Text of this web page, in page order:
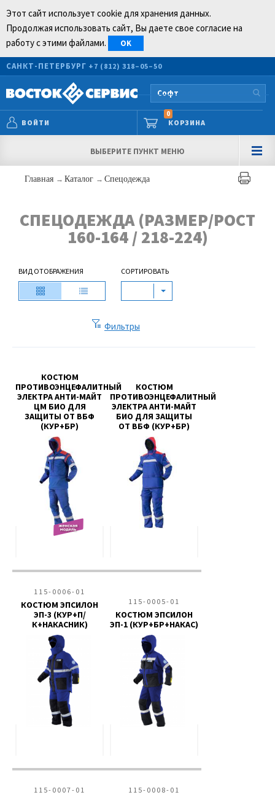
Этот сайт использует cookie для хранения данных.
Продолжая использовать сайт, Вы даете свое согласие на
работу с этими файлами.
OK
САНКТ-ПЕТЕРБУРГ +7 (812) 318–05–50
ВОЙТИ КОРЗИНА
0
ВЫБЕРИТЕ ПУНКТ МЕНЮ
Главная → Каталог → Спецодежда
СПЕЦОДЕЖДА (РАЗМЕР/РОСТ
160-164 / 218-224)
ВИД ОТОБРАЖЕНИЯ СОРТИРОВАТЬ
Фильтры
КОСТЮМ
ПРОТИВОЭНЦЕФАЛИТНЫЙ
ЭЛЕКТРА АНТИ-МАЙТ
ЦМ БИО ДЛЯ
ЗАЩИТЫ ОТ ВБФ
(КУР+БР)
КОСТЮМ
ПРОТИВОЭНЦЕФАЛИТНЫЙ
ЭЛЕКТРА АНТИ-МАЙТ
БИО ДЛЯ ЗАЩИТЫ
ОТ ВБФ (КУР+БР)
115-0006-01
КОСТЮМ ЭПСИЛОН
ЭП-3 (КУР+П/
К+НАКАСНИК)
115-0005-01
КОСТЮМ ЭПСИЛОН
ЭП-1 (КУР+БР+НАКАС)
115-0007-01 115-0008-01